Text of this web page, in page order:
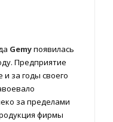
Gemyпоявилась
Предприятие
и за годы своего
за пределами
фирмы